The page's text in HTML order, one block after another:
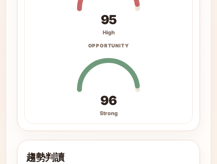
95
High
OPPORTUNITY
96
Strong
趨勢判讀